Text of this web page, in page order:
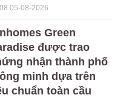
05-08-2026
Green
được trao
nhận thành phố
minh dựa trên
chuẩn toàn cầu